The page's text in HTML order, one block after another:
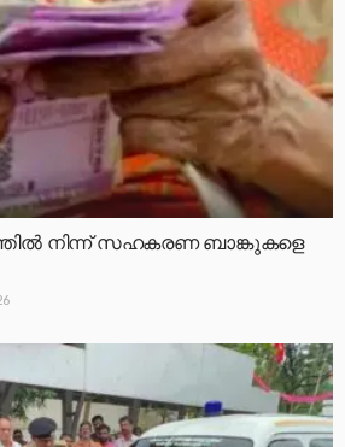
നിന്ന് സഹകരണ ബാങ്കുകളെ